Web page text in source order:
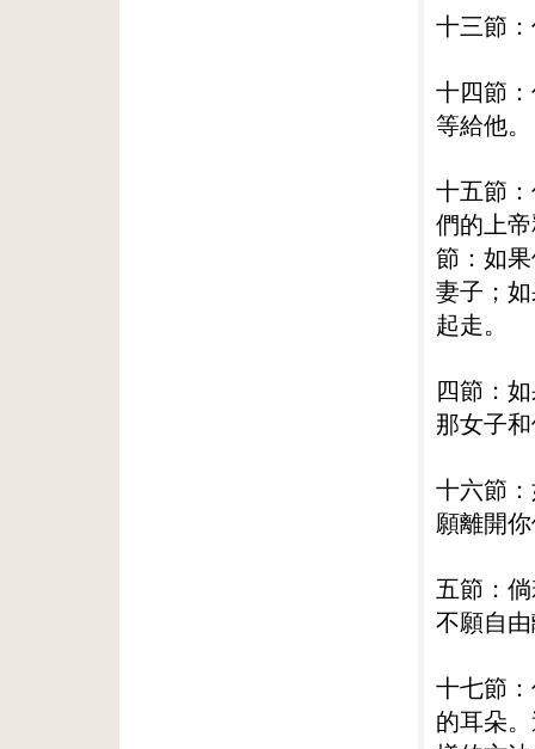
十三節
十四節
等給他。
十五節
們的上
節：如
妻子；
起走。
四節：
那女子
十六節
願離開
五節：
不願自
十七節
的耳朵